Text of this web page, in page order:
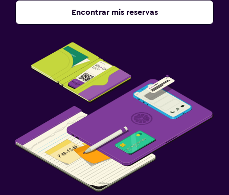
Encontrar mis reservas